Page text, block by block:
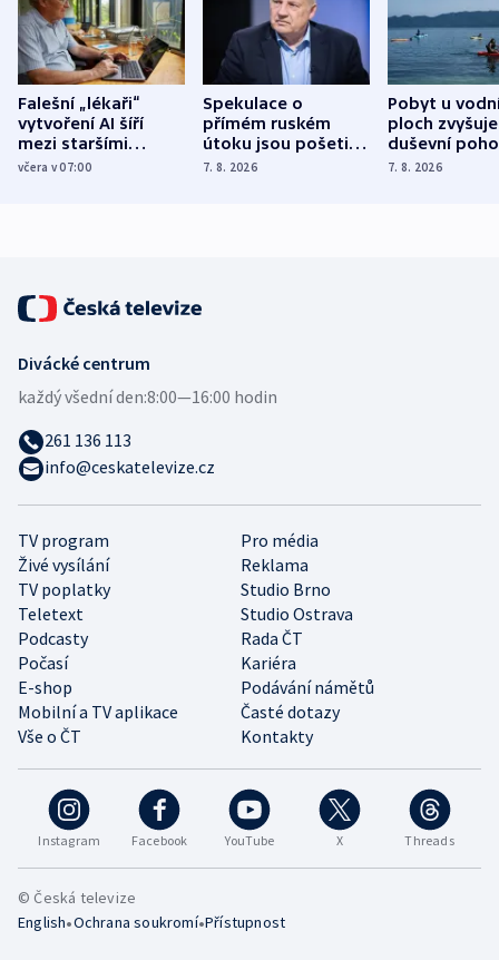
Falešní „lékaři“
vytvoření AI šíří
mezi staršími
Poláky nebezpečné
včera v 07:00
Spekulace o
přímém ruském
útoku jsou pošetilé,
míní estonský
7. 8. 2026
Pobyt u
ploch zvyšuje
duševní
ukázala
7. 8. 2026
Instagram Facebook YouTube X Threads
TV program
Pro média
Živé vysílání
Reklama
TV poplatky
Studio Brno
Teletext
Studio Ostrava
Podcasty
Rada ČT
Počasí
Kariéra
E-shop
Podávání námětů
Mobilní a TV aplikace
Časté dotazy
Vše o ČT
Kontakty
Divácké centrum
každý všední den:8:00—16:00 hodin
261 136 113
info@ceskatelevize.cz
© Česká televize
English•Ochrana soukromí•Přístupnost